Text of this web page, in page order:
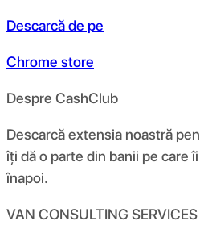
Descarcă de pe
Chrome store
Despre CashClub
Descarcă extensia noastră
îți dă o parte din banii pe care
înapoi.
VAN CONSULTING